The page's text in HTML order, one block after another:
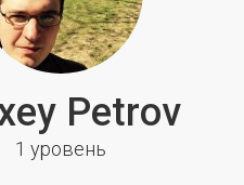
Petrov
1 уровень